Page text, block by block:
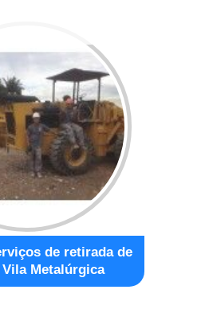
de retirada de
Metalúrgica